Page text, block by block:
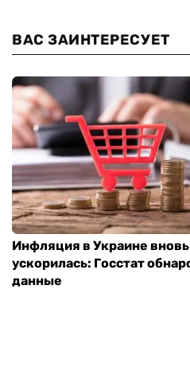
ВАС ЗАИНТЕРЕСУЕТ
Инфляция в Украине вновь
ускорилась: Госстат
данные